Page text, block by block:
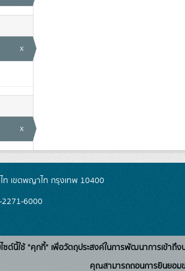
x
x
เขตพญาไท กรุงเทพ 10400
6000
ไซต์นี้ใช้ "คุกกี้" เพื่อวัตถุประสงค์ในการพัฒนาการเข้า
คุณสามารถถอนการยินยอม